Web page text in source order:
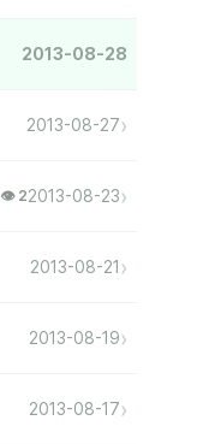
2013-08-28
2013-08-27›
👁 22013-08-23›
2013-08-21 ›
2013-08-19›
2013-08-17›